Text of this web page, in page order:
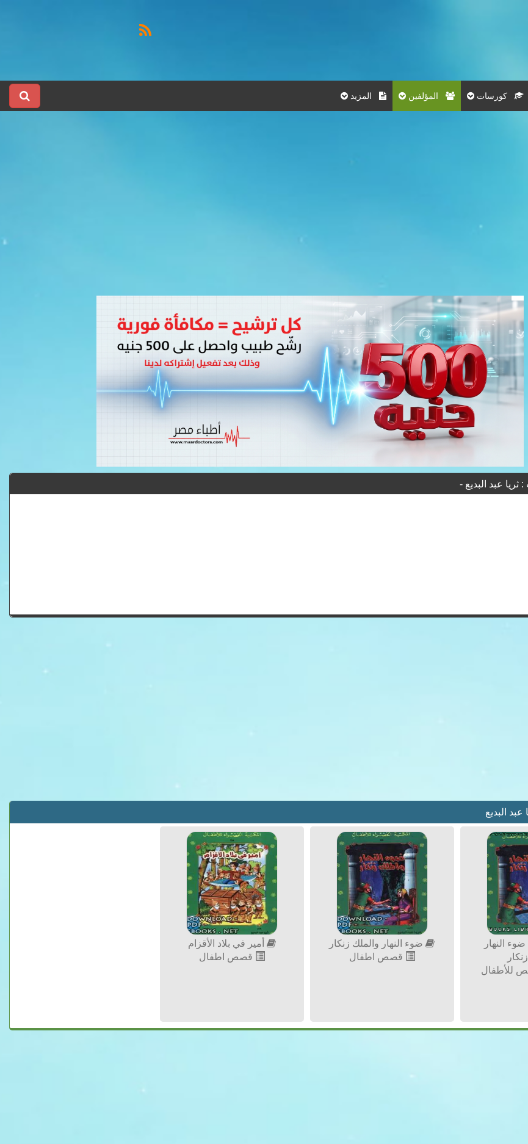
كورسات المؤلفين المزيد
ثريا عبد البديع -
البديع
النهار
للأطفال
ضوء النهار والملك زنكار
قصص اطفال
أمير في بلاد الأقزام
قصص اطفال